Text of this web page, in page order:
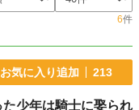
6件
お気に入り追加 213
少年は騎士に娶られ